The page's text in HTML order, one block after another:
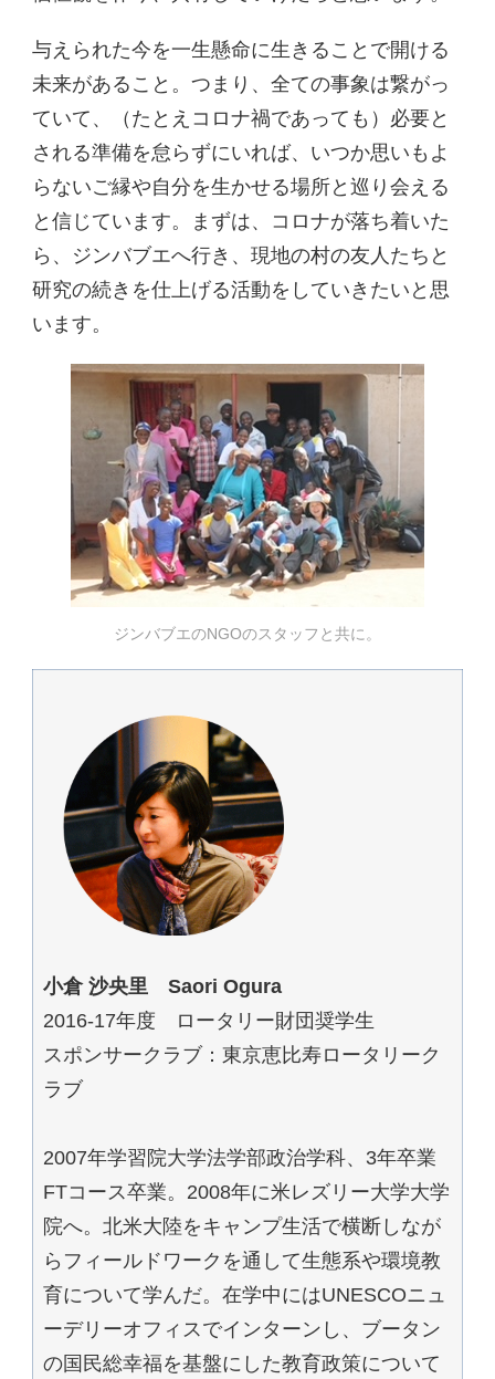
与えられた今を一生懸命に生きることで開ける
未来があること。つまり、全ての事象は繋がっ
ていて、（たとえコロナ禍であっても）必要と
される準備を怠らずにいれば、いつか思いもよ
らないご縁や自分を生かせる場所と巡り会える
と信じています。まずは、コロナが落ち着いた
ら、ジンバブエへ行き、現地の村の友人たちと
研究の続きを仕上げる活動をしていきたいと思
います。
ジンバブエのNGOのスタッフと共に。
小倉 沙央里 Saori Ogura
2016-17年度 ロータリー財団奨学生
スポンサークラブ：東京恵比寿ロータリーク
ラブ
2007年学習院大学法学部政治学科、3年卒業
FTコース卒業。2008年に米レズリー大学大学
院へ。北米大陸をキャンプ生活で横断しなが
らフィールドワークを通して生態系や環境教
育について学んだ。在学中にはUNESCOニュ
ーデリーオフィスでインターンし、ブータン
の国民総幸福を基盤にした教育政策について